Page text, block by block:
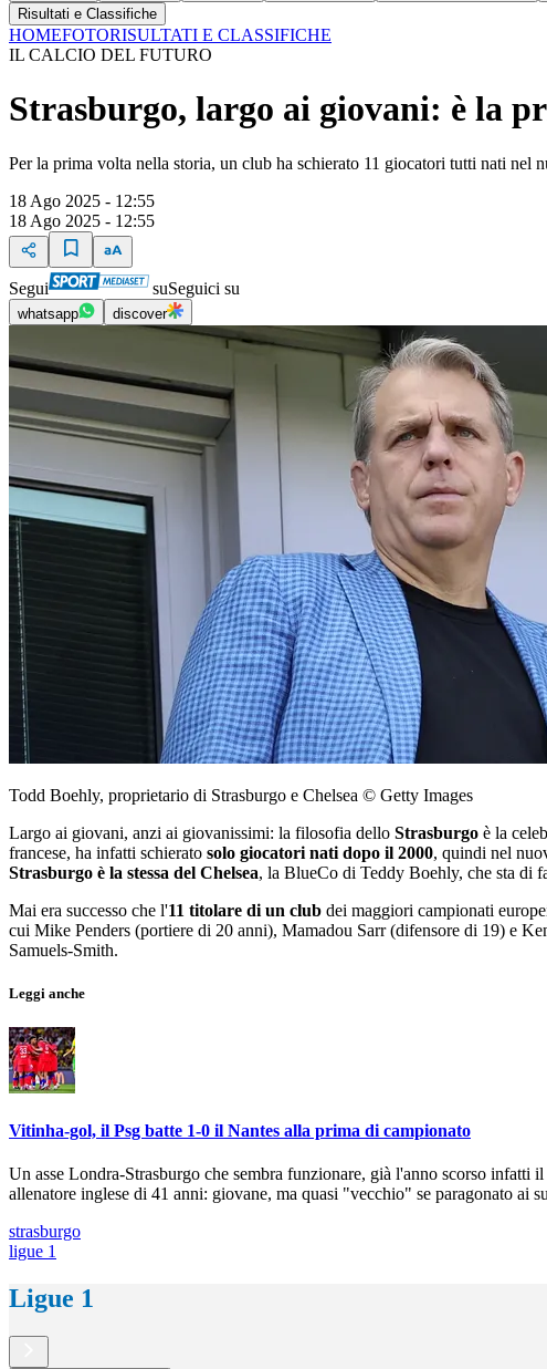
Risultati e Classifiche
HOMEFOTORISULTATI E CLASSIFICHE
IL CALCIO DEL FUTURO
Strasburgo, largo ai giovani: è la
Per la prima volta nella storia, un club ha schierato 11 giocatori tutti nati
18 Ago 2025 - 12:55
18 Ago 2025 - 12:55
Segui suSeguici su
whatsapp discover
Todd Boehly, proprietario di Strasburgo e Chelsea © Getty Images
Largo ai giovani, anzi ai giovanissimi: la filosofia dello Strasburgo è la
francese, ha infatti schierato solo giocatori nati dopo il 2000, quindi nel
Strasburgo è la stessa del Chelsea, la BlueCo di Teddy Boehly, che sta di
Mai era successo che l'11 titolare di un club dei maggiori campionati
cui Mike Penders (portiere di 20 anni), Mamadou Sarr (difensore di 19) e
Samuels-Smith.
Leggi anche
Vitinha-gol, il Psg batte 1-0 il Nantes alla prima di campionato
Un asse Londra-Strasburgo che sembra funzionare, già l'anno scorso infatti
allenatore inglese di 41 anni: giovane, ma quasi "vecchio" se paragonato ai
strasburgo
ligue 1
Ligue 1